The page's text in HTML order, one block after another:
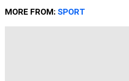
MORE FROM: SPORT